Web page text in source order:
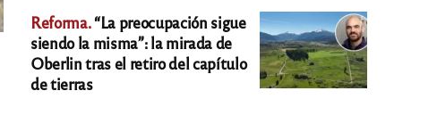
Reforma.“La preocupación sigue
siendo la misma”: la mirada de
Oberlin tras el retiro del capítulo
de tierras